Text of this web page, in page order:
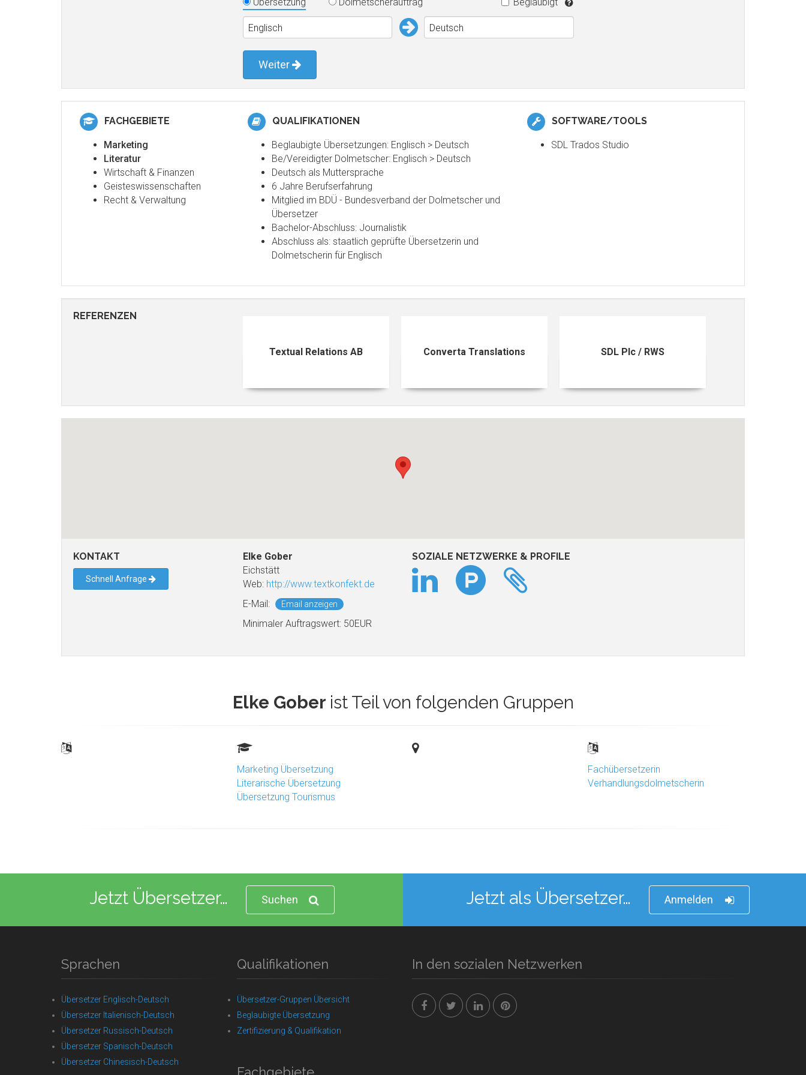
Englisch Deutsch
Weiter
QUALIFIKATIONEN
Beglaubigte Übersetzungen: Englisch > Deutsch
Be/Vereidigter Dolmetscher: Englisch > Deutsch
Deutsch als Muttersprache
6 Jahre Berufserfahrung
Mitglied im BDÜ - Bundesverband der Dolmetscher und
Übersetzer
Bachelor-Abschluss: Journalistik
Abschluss als: staatlich geprüfte Übersetzerin und
Dolmetscherin für Englisch
FACHGEBIETE
Marketing
Literatur
Wirtschaft & Finanzen
Geisteswissenschaften
Recht & Verwaltung
SOFTWARE/TOOLS
SDL Trados Studio
REFERENZEN
Textual Relations AB Converta Translations SDL Plc / RWS
KONTAKT
Schnell Anfrage
Elke Gober
Eichstätt
Web: http://www.textkonfekt.de
E-Mail:
Email anzeigen
Minimaler Auftragswert: 50EUR
SOZIALE NETZWERKE & PROFILE
Elke Gober ist Teil von folgenden Gruppen
Marketing Übersetzung
Literarische Übersetzung
Übersetzung Tourismus
Fachübersetzerin
Verhandlungsdolmetscherin
Jetzt Übersetzer… Suchen Jetzt als Übersetzer… Anmelden
Sprachen
Übersetzer Englisch-Deutsch
Übersetzer Italienisch-Deutsch
Übersetzer Russisch-Deutsch
Übersetzer Spanisch-Deutsch
Übersetzer Chinesisch-Deutsch
Qualifikationen
Übersetzer-Gruppen Übersicht
Beglaubigte Übersetzung
Zertifizierung & Qualifikation
Fachgebiete
In den sozialen Netzwerken